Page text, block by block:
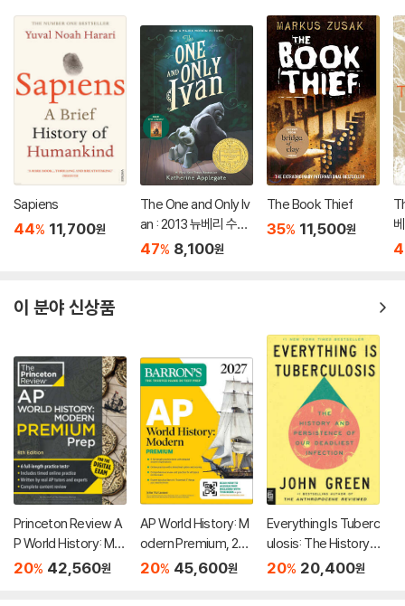
Sapiens
44% 11,700원
The One and Only Iv
an : 2013 뉴베리 수상
작
47% 8,100원
The Book Thief
35% 11,500원
이 분야 신상품
Princeton Review A
P World History: Mo
dern Premium Prep,
20% 42,560원
AP World History: M
odern Premium, 202
7: Prep Book With 5
20% 45,600원
Everything Is Tuberc
ulosis: The History a
nd Persistence of O
20% 20,400원